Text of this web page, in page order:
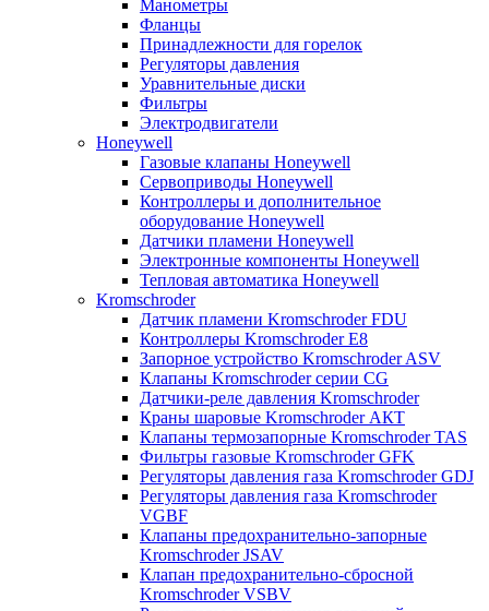
Манометры
Фланцы
Принадлежности для горелок
Регуляторы давления
Уравнительные диски
Фильтры
Электродвигатели
Honeywell
Газовые клапаны Honeywell
Сервоприводы Honeywell
Контроллеры и дополнительное
оборудование Honeywell
Датчики пламени Honeywell
Электронные компоненты Honeywell
Тепловая автоматика Honeywell
Kromschroder
Датчик пламени Kromschroder FDU
Контроллеры Kromschroder E8
Запорное устройство Kromschroder ASV
Клапаны Kromschroder серии CG
Датчики-реле давления Kromschroder
Краны шаровые Kromschroder АКТ
Клапаны термозапорные Kromschroder TAS
Фильтры газовые Kromschroder GFK
Регуляторы давления газа Kromschroder GDJ
Регуляторы давления газа Kromschroder
VGBF
Клапаны предохранительно-запорные
Kromschroder JSAV
Клапан предохранительно-сбросной
Kromschroder VSBV